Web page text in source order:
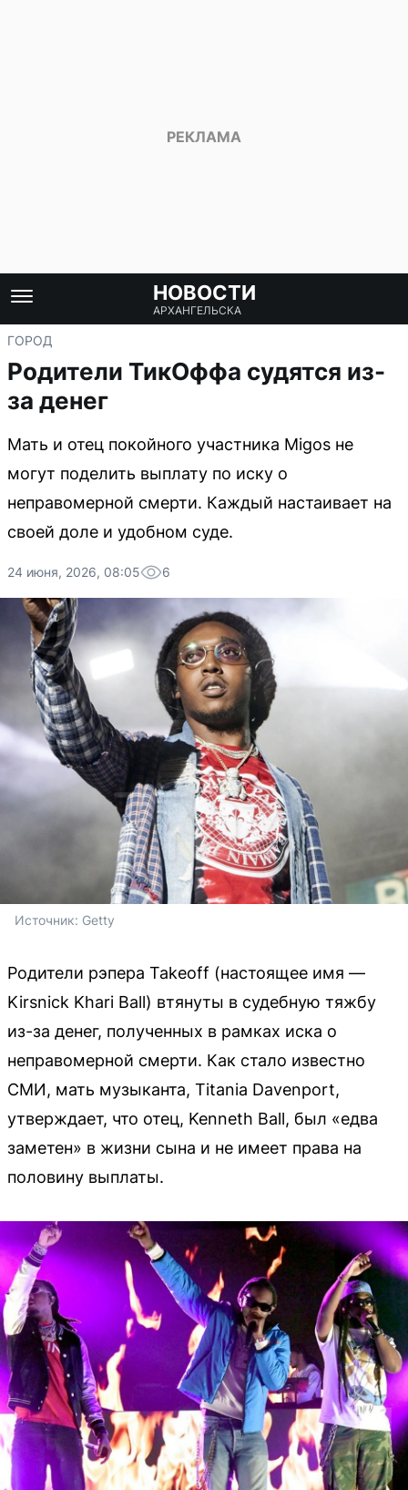
НОВОСТИ
АРХАНГЕЛЬСКА
ГОРОД
Родители ТикОффа судятся из-
за денег
Мать и отец покойного участника Migos не
могут поделить выплату по иску о
неправомерной смерти. Каждый настаивает на
своей доле и удобном суде.
24 июня, 2026, 08:05 6
Источник: Getty
Родители рэпера Takeoff (настоящее имя —
Kirsnick Khari Ball) втянуты в судебную тяжбу
из-за денег, полученных в рамках иска о
неправомерной смерти. Как стало известно
СМИ, мать музыканта, Titania Davenport,
утверждает, что отец, Kenneth Ball, был «едва
заметен» в жизни сына и не имеет права на
половину выплаты.